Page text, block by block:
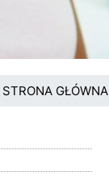
STRONA GŁÓWNA